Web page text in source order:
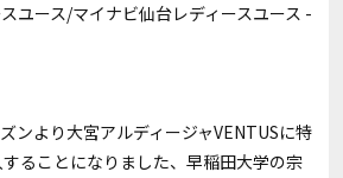
ユース/マイナビ仙台レディースユース -
ンより大宮アルディージャVENTUSに特
ることになりました、早稲田大学の宗